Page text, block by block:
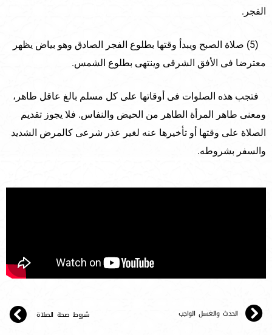
الفجر.
(5) صلاة الصبح ويبدأ وقتها بطلوع الفجر الصادق وهو بياض يظهر
معترضا فى الأفق الشرقى وينتهى بطلوع الشمس.
فتجب هذه الصلوات فى أوقاتها على كل مسلم بالغ عاقل طاهر،
ومعنى طاهر المرأة الطاهر من الحيض والنفاس. فلا يجوز تقديم
الصلاة على وقتها أو تأخيرها عنه لغير عذر شرعى كالمرض الشديد
والسفر بشروطه.
الحدث والغسل الواجب شروط صحة الصلاة